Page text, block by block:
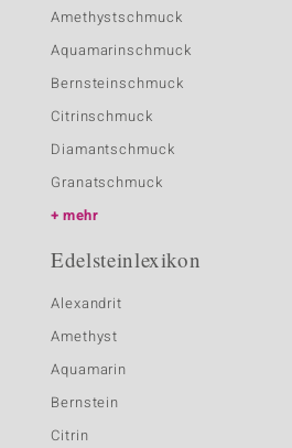
Amethystschmuck
Aquamarinschmuck
Bernsteinschmuck
Citrinschmuck
Diamantschmuck
Granatschmuck
mehr
Edelsteinlexikon
Alexandrit
Amethyst
Aquamarin
Bernstein
Citrin